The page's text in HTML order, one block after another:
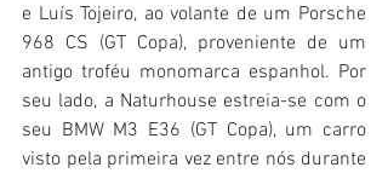
e Luís Tojeiro, ao volante de um Porsche
968 CS (GT Copa), proveniente de um
antigo troféu monomarca espanhol. Por
seu lado, a Naturhouse estreia-se com o
seu BMW M3 E36 (GT Copa), um carro
visto pela primeira vez entre nós durante